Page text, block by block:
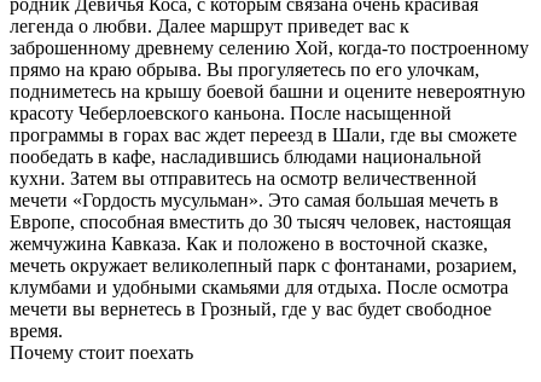
родник Девичья Коса, с которым связана очень красивая
легенда о любви. Далее маршрут приведет вас к
заброшенному древнему селению Хой, когда-то построенному
прямо на краю обрыва. Вы прогуляетесь по его улочкам,
подниметесь на крышу боевой башни и оцените невероятную
красоту Чеберлоевского каньона. После насыщенной
программы в горах вас ждет переезд в Шали, где вы сможете
пообедать в кафе, насладившись блюдами национальной
кухни. Затем вы отправитесь на осмотр величественной
мечети «Гордость мусульман». Это самая большая мечеть в
Европе, способная вместить до 30 тысяч человек, настоящая
жемчужина Кавказа. Как и положено в восточной сказке,
мечеть окружает великолепный парк с фонтанами, розарием,
клумбами и удобными скамьями для отдыха. После осмотра
мечети вы вернетесь в Грозный, где у вас будет свободное
время.
Почему стоит поехать